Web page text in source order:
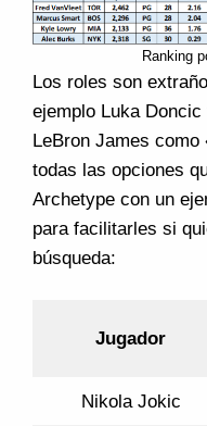
Ranking
Los roles son
ejemplo Luka
LeBron James
todas las opciones
Archetype con un
para facilitarles si
búsqueda:
Jugador
Nikola Jokic